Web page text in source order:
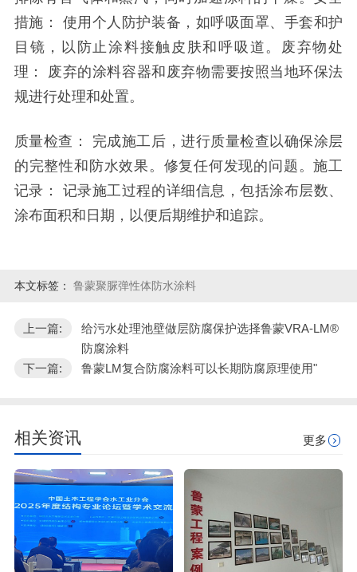
措施：
使用个人防护装备，如呼吸面罩、手套和护
目镜，以防止涂料接触皮肤和呼吸道。废弃物处
理：
废弃的涂料容器和废弃物需要按照当地环保法
规进行处理和处置。
质量检查：
完成施工后，进行质量检查以确保涂层
的完整性和防水效果。修复任何发现的问题。施工
记录：
记录施工过程的详细信息，包括涂布层数、
涂布面积和日期，以便后期维护和追踪。
本文标签： 鲁蒙聚脲弹性体防水涂料
上一篇:
给污水处理池壁做层防腐保护选择鲁蒙VRA-LM®
防腐涂料
下一篇:
鲁蒙LM复合防腐涂料可以长期防腐原理使用"
相关资讯 更多